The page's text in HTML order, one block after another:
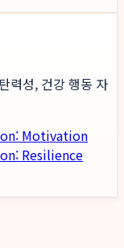
력성, 건강 행동 자
Motivation
Resilience